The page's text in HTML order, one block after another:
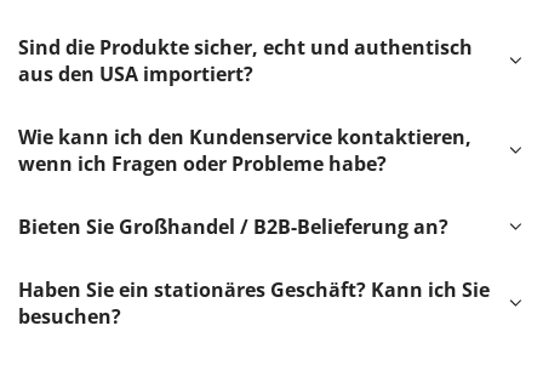
Sind die Produkte sicher, echt und authentisch
aus den USA importiert?
Wie kann ich den Kundenservice kontaktieren,
wenn ich Fragen oder Probleme habe?
Bieten Sie Großhandel / B2B-Belieferung an?
Haben Sie ein stationäres Geschäft? Kann ich Sie
besuchen?